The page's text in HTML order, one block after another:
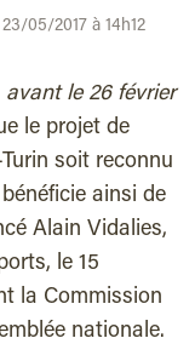
05/2017 à 14h12
avant le 26 février
le projet de
soit reconnu
ainsi de
Alain Vidalies,
le 15
la Commission
nationale.